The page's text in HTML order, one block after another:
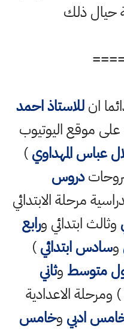
حيال ذلك
انللاستاذ احمد
موقع اليوتيوب
عباس المهداوي)
دروس
مرحلة الابتدائي
وثالث ابتدائي ورابع
وسادس ابتدائي)
متوسط وثاني
) ومرحلة الاعدادية
ادبي وخامس